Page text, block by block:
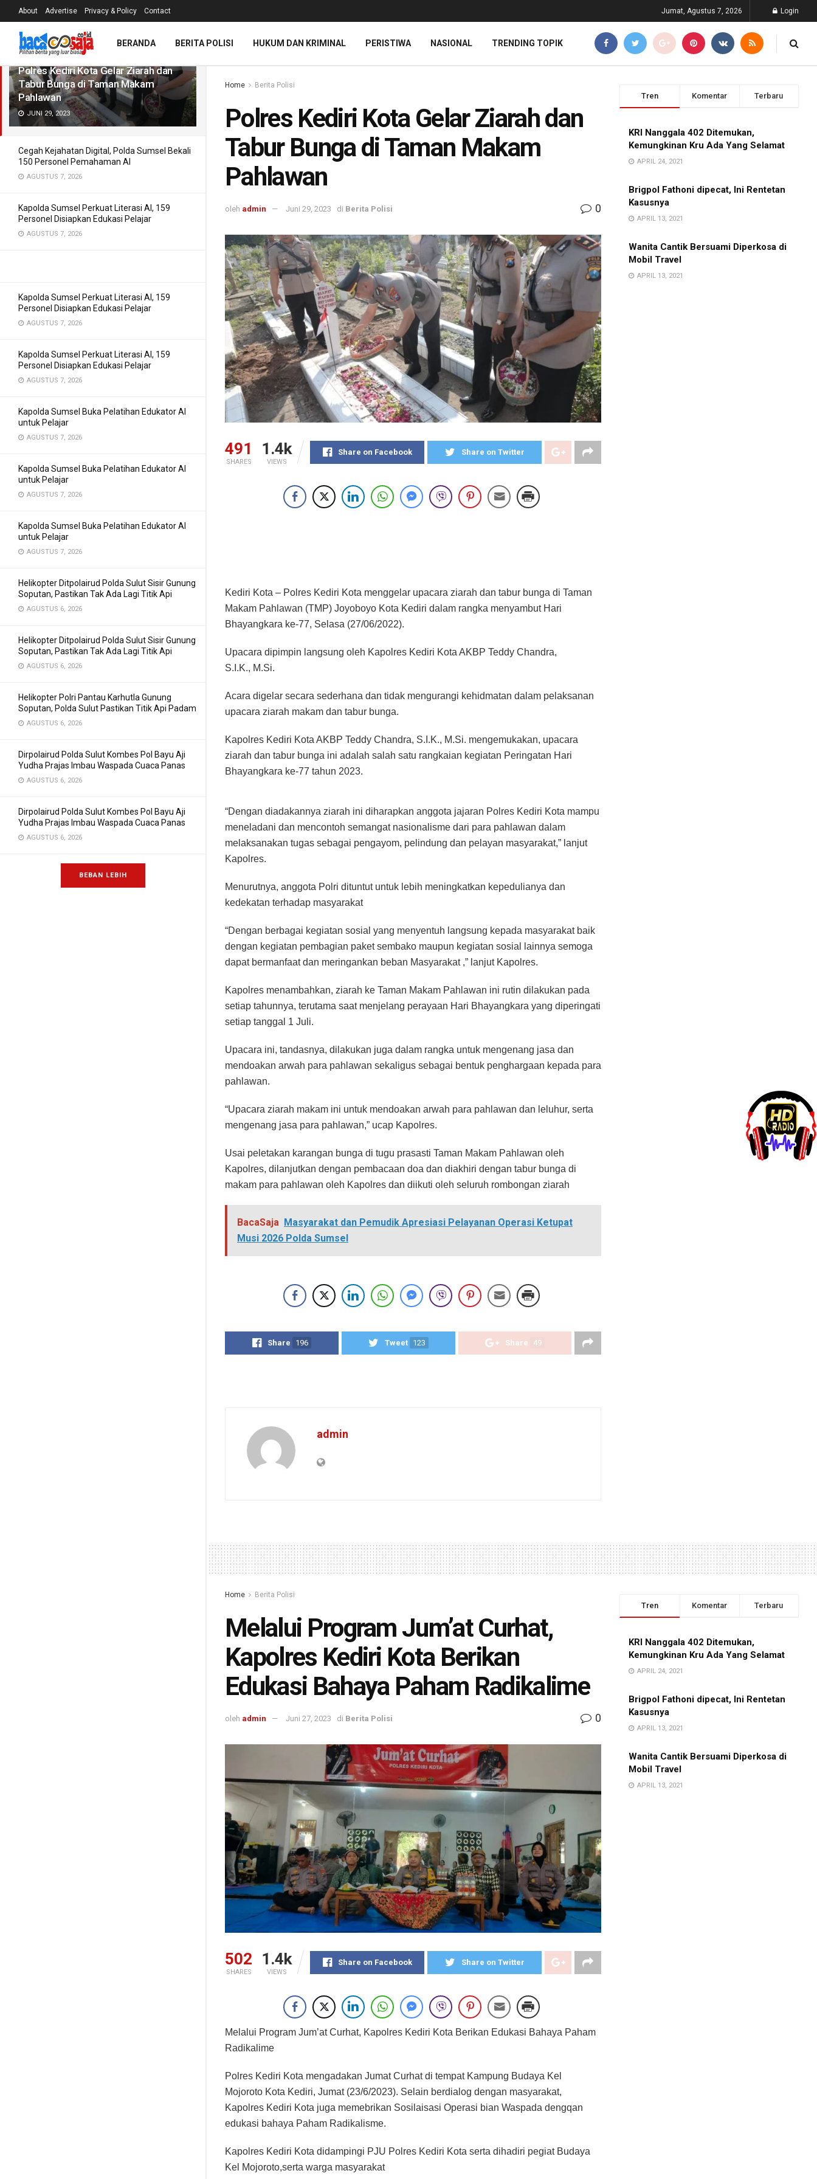
TERBARU TREN Filter
Polres Kediri Kota Gelar Ziarah dan
Tabur Bunga di Taman Makam
Pahlawan
JUNI 29, 2023
Cegah Kejahatan Digital, Polda Sumsel Bekali
150 Personel Pemahaman AI
AGUSTUS 7, 2026
Kapolda Sumsel Perkuat Literasi AI, 159
Personel Disiapkan Edukasi Pelajar
AGUSTUS 7, 2026
Kapolda Sumsel Perkuat Literasi AI, 159
Personel Disiapkan Edukasi Pelajar
AGUSTUS 7, 2026
Kapolda Sumsel Perkuat Literasi AI, 159
Personel Disiapkan Edukasi Pelajar
AGUSTUS 7, 2026
Kapolda Sumsel Buka Pelatihan Edukator AI
untuk Pelajar
AGUSTUS 7, 2026
Kapolda Sumsel Buka Pelatihan Edukator AI
untuk Pelajar
AGUSTUS 7, 2026
Kapolda Sumsel Buka Pelatihan Edukator AI
untuk Pelajar
AGUSTUS 7, 2026
Helikopter Ditpolairud Polda Sulut Sisir Gunung
Soputan, Pastikan Tak Ada Lagi Titik Api
AGUSTUS 6, 2026
Helikopter Ditpolairud Polda Sulut Sisir Gunung
Soputan, Pastikan Tak Ada Lagi Titik Api
AGUSTUS 6, 2026
Helikopter Polri Pantau Karhutla Gunung
Soputan, Polda Sulut Pastikan Titik Api Padam
AGUSTUS 6, 2026
Dirpolairud Polda Sulut Kombes Pol Bayu Aji
Yudha Prajas Imbau Waspada Cuaca Panas
AGUSTUS 6, 2026
Dirpolairud Polda Sulut Kombes Pol Bayu Aji
Yudha Prajas Imbau Waspada Cuaca Panas
AGUSTUS 6, 2026
BEBAN LEBIH
About Advertise Privacy & Policy Contact Jumat, Agustus 7, 2026 Login
BERANDA BERITA POLISI HUKUM DAN KRIMINAL PERISTIWA NASIONAL TRENDING TOPIK
Home Berita Polisi
Polres Kediri Kota Gelar Ziarah dan
Tabur Bunga di Taman Makam
Pahlawan
oleh admin Juni 29, 2023 di Berita Polisi 0
491
SHARES
1.4k
VIEWS
Share on Facebook Share on Twitter
Kediri Kota – Polres Kediri Kota menggelar upacara ziarah dan tabur bunga di Taman
Makam Pahlawan (TMP) Joyoboyo Kota Kediri dalam rangka menyambut Hari
Bhayangkara ke-77, Selasa (27/06/2022).
Upacara dipimpin langsung oleh Kapolres Kediri Kota AKBP Teddy Chandra,
S.I.K., M.Si.
Acara digelar secara sederhana dan tidak mengurangi kehidmatan dalam pelaksanan
upacara ziarah makam dan tabur bunga.
Kapolres Kediri Kota AKBP Teddy Chandra, S.I.K., M.Si. mengemukakan, upacara
ziarah dan tabur bunga ini adalah salah satu rangkaian kegiatan Peringatan Hari
Bhayangkara ke-77 tahun 2023.
“Dengan diadakannya ziarah ini diharapkan anggota jajaran Polres Kediri Kota mampu
meneladani dan mencontoh semangat nasionalisme dari para pahlawan dalam
melaksanakan tugas sebagai pengayom, pelindung dan pelayan masyarakat,” lanjut
Kapolres.
Menurutnya, anggota Polri dituntut untuk lebih meningkatkan kepedulianya dan
kedekatan terhadap masyarakat
“Dengan berbagai kegiatan sosial yang menyentuh langsung kepada masyarakat baik
dengan kegiatan pembagian paket sembako maupun kegiatan sosial lainnya semoga
dapat bermanfaat dan meringankan beban Masyarakat ,” lanjut Kapolres.
Kapolres menambahkan, ziarah ke Taman Makam Pahlawan ini rutin dilakukan pada
setiap tahunnya, terutama saat menjelang perayaan Hari Bhayangkara yang diperingati
setiap tanggal 1 Juli.
Upacara ini, tandasnya, dilakukan juga dalam rangka untuk mengenang jasa dan
mendoakan arwah para pahlawan sekaligus sebagai bentuk penghargaan kepada para
pahlawan.
“Upacara ziarah makam ini untuk mendoakan arwah para pahlawan dan leluhur, serta
mengenang jasa para pahlawan,” ucap Kapolres.
Usai peletakan karangan bunga di tugu prasasti Taman Makam Pahlawan oleh
Kapolres, dilanjutkan dengan pembacaan doa dan diakhiri dengan tabur bunga di
makam para pahlawan oleh Kapolres dan diikuti oleh seluruh rombongan ziarah
BacaSaja Masyarakat dan Pemudik Apresiasi Pelayanan Operasi Ketupat
Musi 2026 Polda Sumsel
Share 196 Tweet 123 Share 49
admin
Tren Komentar Terbaru
KRI Nanggala 402 Ditemukan,
Kemungkinan Kru Ada Yang Selamat
APRIL 24, 2021
Brigpol Fathoni dipecat, Ini Rentetan
Kasusnya
APRIL 13, 2021
Wanita Cantik Bersuami Diperkosa di
Mobil Travel
APRIL 13, 2021
Home Berita Polisi
Melalui Program Jum’at Curhat,
Kapolres Kediri Kota Berikan
Edukasi Bahaya Paham Radikalime
oleh admin Juni 27, 2023 di Berita Polisi 0
502
SHARES
1.4k
VIEWS
Share on Facebook Share on Twitter
Melalui Program Jum’at Curhat, Kapolres Kediri Kota Berikan Edukasi Bahaya Paham
Radikalime
Polres Kediri Kota mengadakan Jumat Curhat di tempat Kampung Budaya Kel
Mojoroto Kota Kediri, Jumat (23/6/2023). Selain berdialog dengan masyarakat,
Kapolres Kediri Kota juga memebrikan Sosilaisasi Operasi bian Waspada dengqan
edukasi bahaya Paham Radikalisme.
Kapolres Kediri Kota didampingi PJU Polres Kediri Kota serta dihadiri pegiat Budaya
Kel Mojoroto,serta warga masyarakat
Tren Komentar Terbaru
KRI Nanggala 402 Ditemukan,
Kemungkinan Kru Ada Yang Selamat
APRIL 24, 2021
Brigpol Fathoni dipecat, Ini Rentetan
Kasusnya
APRIL 13, 2021
Wanita Cantik Bersuami Diperkosa di
Mobil Travel
APRIL 13, 2021